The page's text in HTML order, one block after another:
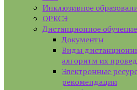
Инклюзивное
ОРКСЭ
Дистанционное обучение
Документы
Виды
алгоритм их
Электронные
рекомендации